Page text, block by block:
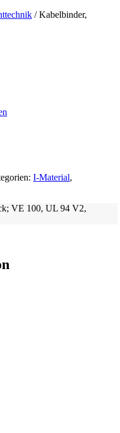
/ Kabelbinder,
I-Material,
VE 100, UL 94 V2,